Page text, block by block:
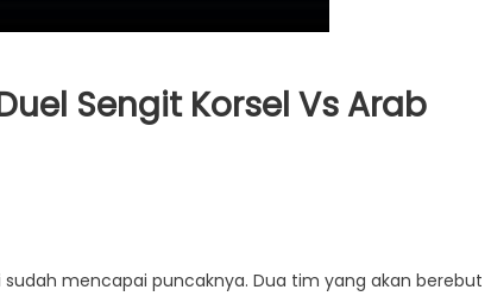
Sengit Korsel Vs Arab
sudah mencapai puncaknya. Dua tim yang akan berebut